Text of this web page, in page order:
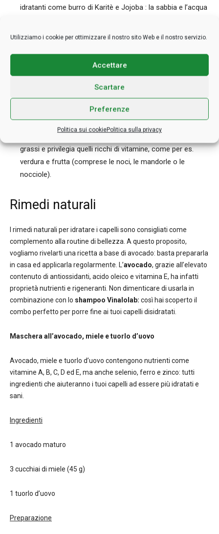
Utilizziamo i cookie per ottimizzare il nostro sito Web e il nostro servizio.
Accettare
Scartare
Preferenze
Politica sui cookiePolitica sulla privacy
idratanti come burro di Karitè e Jojoba : la sabbia e l’acqua
i capelli secchi sono molto delicati e si spezzano con
preferire la temperatura media all’eccessivo calore che
danneggia capelli e cuoio capelluto
adotta una dieta sana ed equilibrata: riduci al minimo i cibi
grassi e privilegia quelli ricchi di vitamine, come per es.
verdura e frutta (comprese le noci, le mandorle o le
nocciole).
Rimedi naturali
I rimedi naturali per idratare i capelli sono consigliati come
complemento alla routine di bellezza. A questo proposito,
vogliamo rivelarti una ricetta a base di avocado: basta prepararla
in casa ed applicarla regolarmente. L’avocado, grazie all’elevato
contenuto di antiossidanti, acido oleico e vitamina E, ha infatti
proprietà nutrienti e rigeneranti. Non dimenticare di usarla in
combinazione con lo shampoo Vinalolab: così hai scoperto il
combo perfetto per porre fine ai tuoi capelli disidratati.
Maschera all’avocado, miele e tuorlo d’uovo
Avocado, miele e tuorlo d’uovo contengono nutrienti come
vitamine A, B, C, D ed E, ma anche selenio, ferro e zinco: tutti
ingredienti che aiuteranno i tuoi capelli ad essere più idratati e
sani.
Ingredienti
1 avocado maturo
3 cucchiai di miele (45 g)
1 tuorlo d’uovo
Preparazione